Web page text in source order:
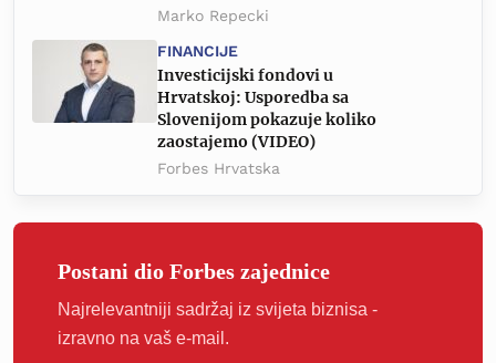
Marko Repecki
FINANCIJE
Investicijski fondovi u
Hrvatskoj: Usporedba sa
Slovenijom pokazuje koliko
zaostajemo (VIDEO)
Forbes Hrvatska
Postani dio Forbes zajednice
Najrelevantniji sadržaj iz svijeta biznisa -
izravno na vaš e-mail.